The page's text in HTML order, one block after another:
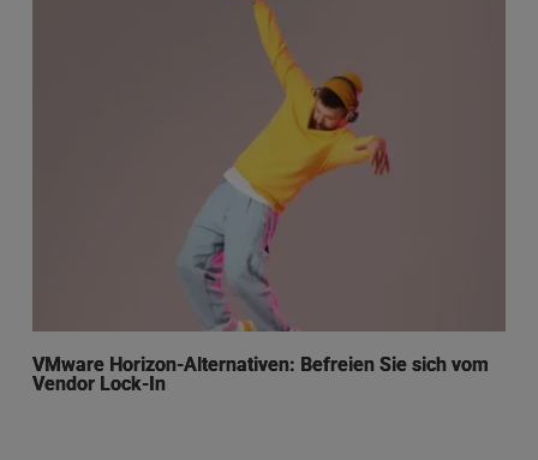
VMware Horizon-Alternativen: Befreien Sie sich vom
Vendor Lock-In